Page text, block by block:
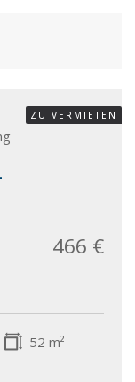
ZU VERMIETEN
466 €
52 m²